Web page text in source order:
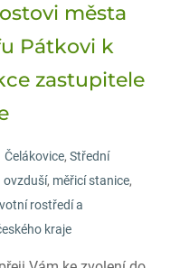
města
Pátkovi k
zastupitele
Čelákovice, Střední
ovzduší, měřicí stanice,
rostředí a
kraje